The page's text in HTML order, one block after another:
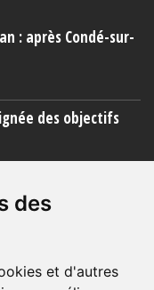
des
et d'autres
: après Condé-sur-
des objectifs
»